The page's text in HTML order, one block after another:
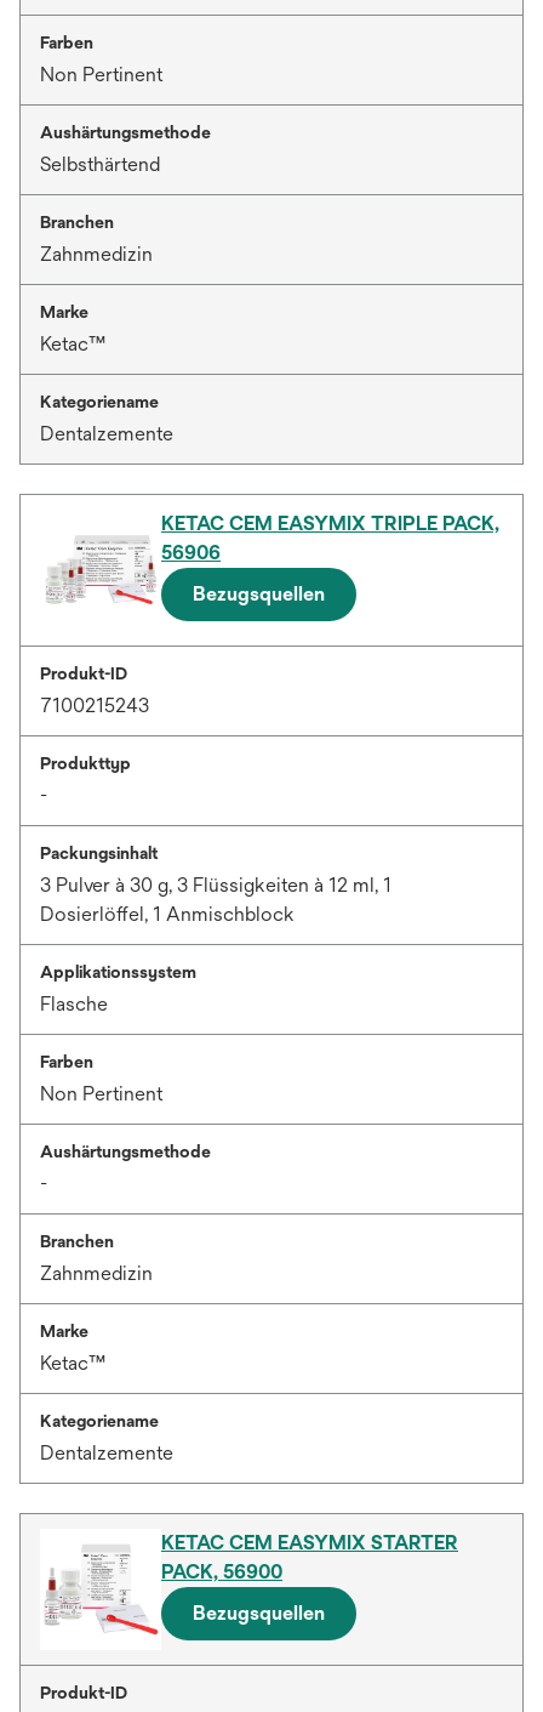
Farben
Non Pertinent
Aushärtungsmethode
Selbsthärtend
Branchen
Zahnmedizin
Marke
Ketac™
Kategoriename
Dentalzemente
KETAC CEM EASYMIX TRIPLE PACK,
56906
Bezugsquellen
Produkt-ID
7100215243
Produkttyp
-
Packungsinhalt
3 Pulver à 30 g, 3 Flüssigkeiten à 12 ml, 1
Dosierlöffel, 1 Anmischblock
Applikationssystem
Flasche
Farben
Non Pertinent
Aushärtungsmethode
-
Branchen
Zahnmedizin
Marke
Ketac™
Kategoriename
Dentalzemente
KETAC CEM EASYMIX STARTER
PACK, 56900
Bezugsquellen
Produkt-ID